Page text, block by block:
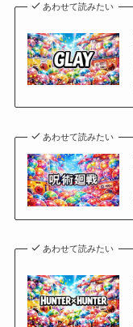
あわせて読みたい
あわせて読みたい
あわせて読みたい